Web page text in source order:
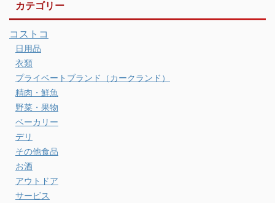
カテゴリー
コストコ
日用品
衣類
プライベートブランド（カークランド）
精肉・鮮魚
野菜・果物
ベーカリー
デリ
その他食品
お酒
アウトドア
サービス